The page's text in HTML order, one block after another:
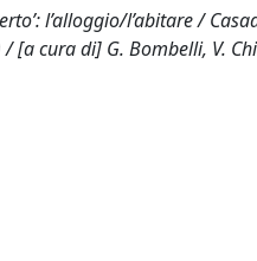
l’alloggio/l’abitare /
/ [a cura di] G. Bombelli,